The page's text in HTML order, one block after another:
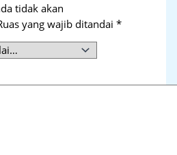
tidak akan
yang wajib ditandai*